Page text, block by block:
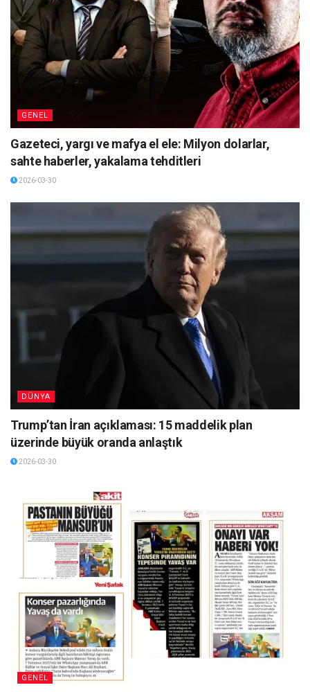
GENEL
Gazeteci, yargı ve mafya el ele: Milyon dolarlar,
sahte haberler, yakalama tehditleri
2026-03-30
DÜNYA
Trump’tan İran açıklaması: 15 maddelik plan
üzerinde büyük oranda anlaştık
2026-03-30
GENEL